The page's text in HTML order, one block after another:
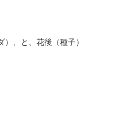
、と、花後（種子）